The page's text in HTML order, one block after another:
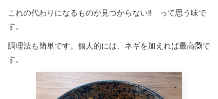
これの代わりになるものが見つからない‼️ って思う味で
す。
調理法も簡単です。個人的には、ネギを加えれば最高🙆で
す。